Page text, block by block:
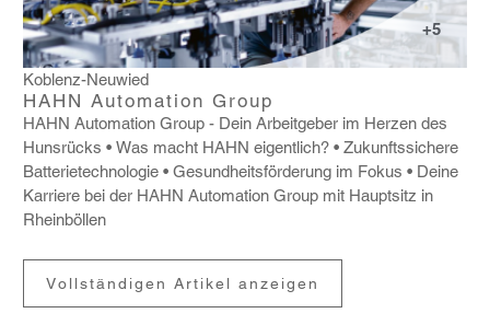
+5
Koblenz-Neuwied
HAHN Automation Group
HAHN Auto­ma­tion Group - Dein Arbeit­geber im Herzen des
Huns­rücks Was macht HAHN eigent­lich? Zukunfts­si­chere
Batte­rie­tech­no­logie Gesund­heits­för­de­rung im Fokus Deine
Karriere bei der HAHN Auto­ma­tion Group mit Haupt­sitz in
Rheinböllen
Vollständigen Artikel anzeigen